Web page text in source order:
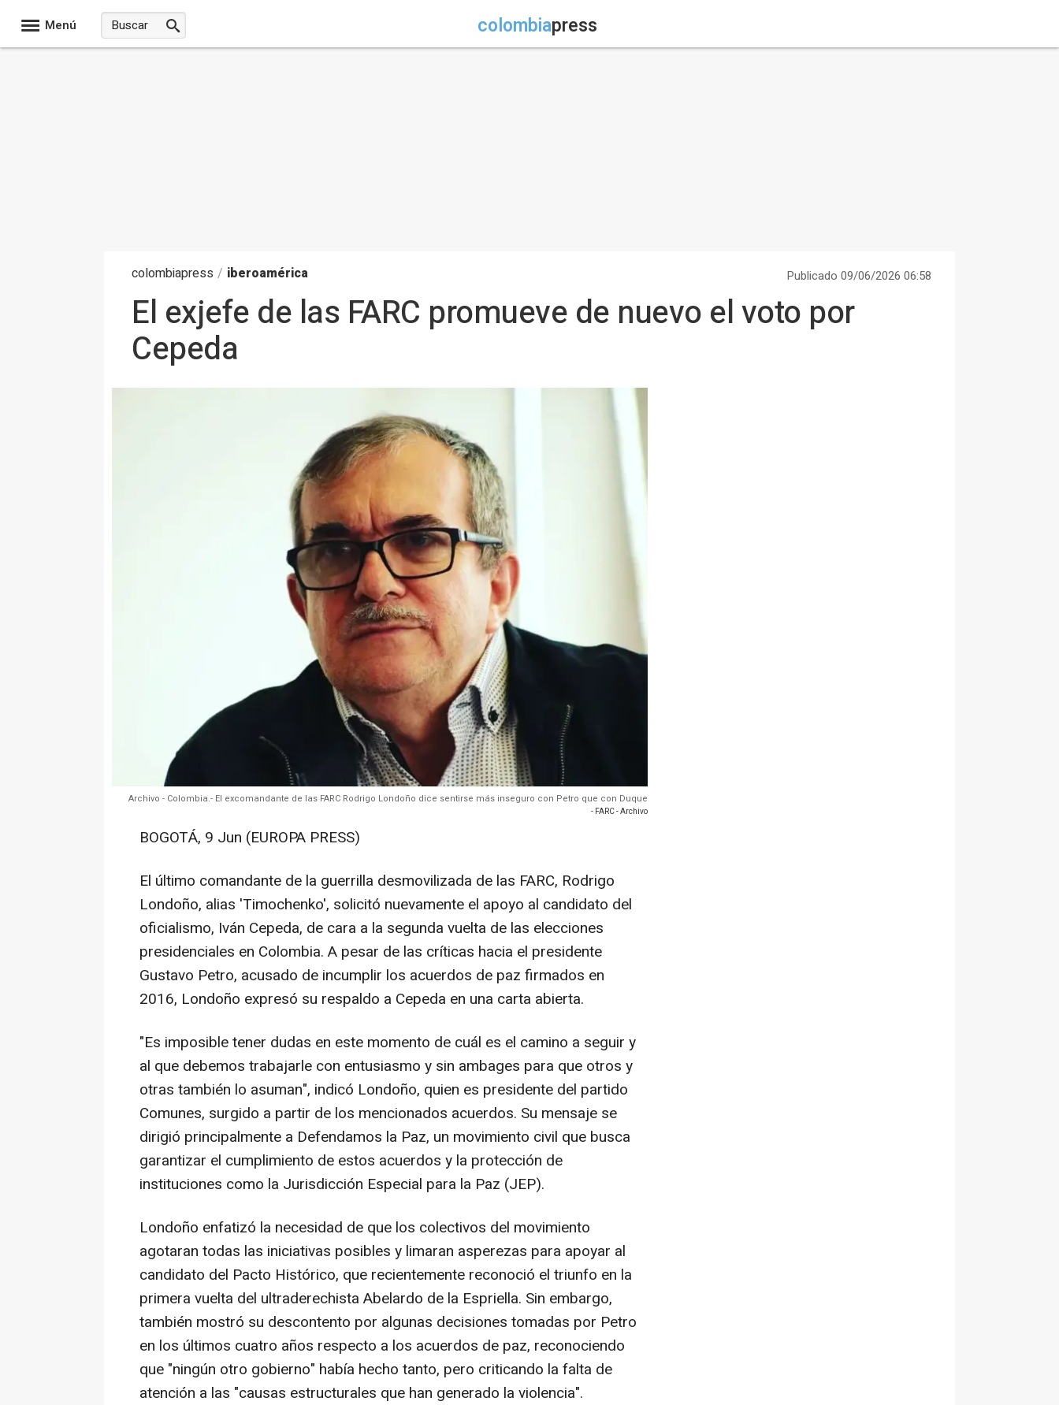
Menú colombiapress
colombiapress / iberoamérica Publicado 09/06/2026 06:58
El exjefe de las FARC promueve de nuevo el voto por
Cepeda
Archivo - Colombia.- El excomandante de las FARC Rodrigo Londoño dice sentirse más inseguro con Petro que con Duque
- FARC - Archivo
BOGOTÁ, 9 Jun (EUROPA PRESS)
El último comandante de la guerrilla desmovilizada de las FARC, Rodrigo
Londoño, alias 'Timochenko', solicitó nuevamente el apoyo al candidato del
oficialismo, Iván Cepeda, de cara a la segunda vuelta de las elecciones
presidenciales en Colombia. A pesar de las críticas hacia el presidente
Gustavo Petro, acusado de incumplir los acuerdos de paz firmados en
2016, Londoño expresó su respaldo a Cepeda en una carta abierta.
"Es imposible tener dudas en este momento de cuál es el camino a seguir y
al que debemos trabajarle con entusiasmo y sin ambages para que otros y
otras también lo asuman", indicó Londoño, quien es presidente del partido
Comunes, surgido a partir de los mencionados acuerdos. Su mensaje se
dirigió principalmente a Defendamos la Paz, un movimiento civil que busca
garantizar el cumplimiento de estos acuerdos y la protección de
instituciones como la Jurisdicción Especial para la Paz (JEP).
Londoño enfatizó la necesidad de que los colectivos del movimiento
agotaran todas las iniciativas posibles y limaran asperezas para apoyar al
candidato del Pacto Histórico, que recientemente reconoció el triunfo en la
primera vuelta del ultraderechista Abelardo de la Espriella. Sin embargo,
también mostró su descontento por algunas decisiones tomadas por Petro
en los últimos cuatro años respecto a los acuerdos de paz, reconociendo
que "ningún otro gobierno" había hecho tanto, pero criticando la falta de
atención a las "causas estructurales que han generado la violencia".